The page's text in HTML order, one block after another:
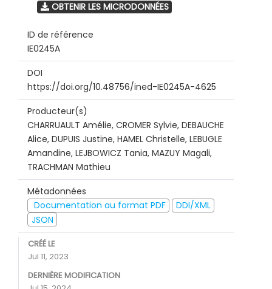
OBTENIR LES MICRODONNÉES
ID de référence
IE0245A
DOI
https://doi.org/10.48756/ined-IE0245A-4625
Producteur(s)
CHARRUAULT Amélie, CROMER Sylvie, DEBAUCHE
Alice, DUPUIS Justine, HAMEL Christelle, LEBUGLE
Amandine, LEJBOWICZ Tania, MAZUY Magali,
TRACHMAN Mathieu
Métadonnées
Documentation au format PDF
DDI/XML
JSON
CRÉÉ LE
Jul 11, 2023
DERNIÈRE MODIFICATION